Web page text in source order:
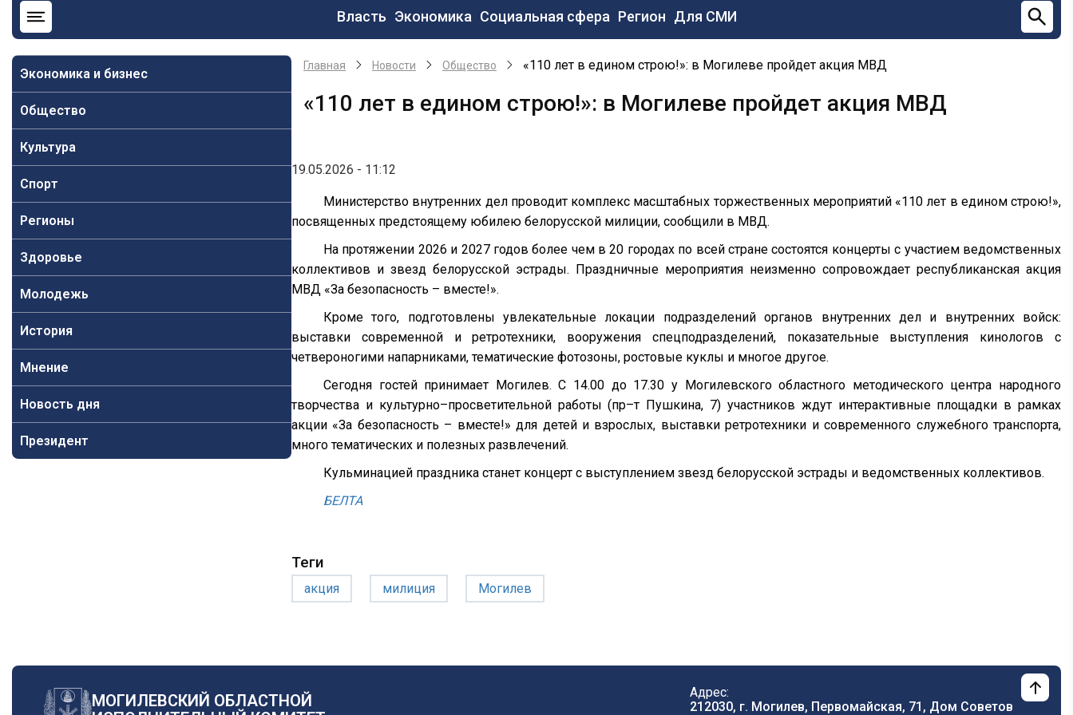
Основная
навигация
Власть Экономика Социальная сфера Регион Для СМИ
Экономика и бизнес
Общество
Культура
Спорт
Регионы
Здоровье
Молодежь
История
Мнение
Новость дня
Президент
Главная Новости Общество «110 лет в едином строю!»: в Могилеве пройдет акция МВД
«110 лет в едином строю!»: в Могилеве пройдет акция МВД
19.05.2026 - 11:12
Министерство внутренних дел проводит комплекс масштабных торжественных мероприятий «110 лет в едином строю!»,
посвященных предстоящему юбилею белорусской милиции, сообщили в МВД.
На протяжении 2026 и 2027 годов более чем в 20 городах по всей стране состоятся концерты с участием ведомственных
коллективов и звезд белорусской эстрады. Праздничные мероприятия неизменно сопровождает республиканская акция
МВД «За безопасность – вместе!».
Кроме того, подготовлены увлекательные локации подразделений органов внутренних дел и внутренних войск:
выставки современной и ретротехники, вооружения спецподразделений, показательные выступления кинологов с
четвероногими напарниками, тематические фотозоны, ростовые куклы и многое другое.
Сегодня гостей принимает Могилев. С 14.00 до 17.30 у Могилевского областного методического центра народного
творчества и культурно–просветительной работы (пр–т Пушкина, 7) участников ждут интерактивные площадки в рамках
акции «За безопасность – вместе!» для детей и взрослых, выставки ретротехники и современного служебного транспорта,
много тематических и полезных развлечений.
Кульминацией праздника станет концерт с выступлением звезд белорусской эстрады и ведомственных коллективов.
БЕЛТА
Теги
акция милиция Могилев
МОГИЛЕВСКИЙ ОБЛАСТНОЙ
Адрес:
212030, г. Могилев, Первомайская, 71, Дом Cоветов